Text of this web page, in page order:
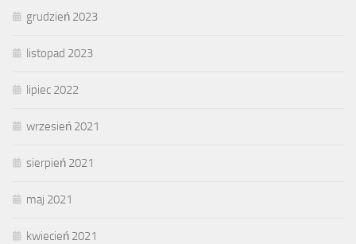
grudzień 2023
listopad 2023
lipiec 2022
wrzesień 2021
sierpień 2021
maj 2021
kwiecień 2021